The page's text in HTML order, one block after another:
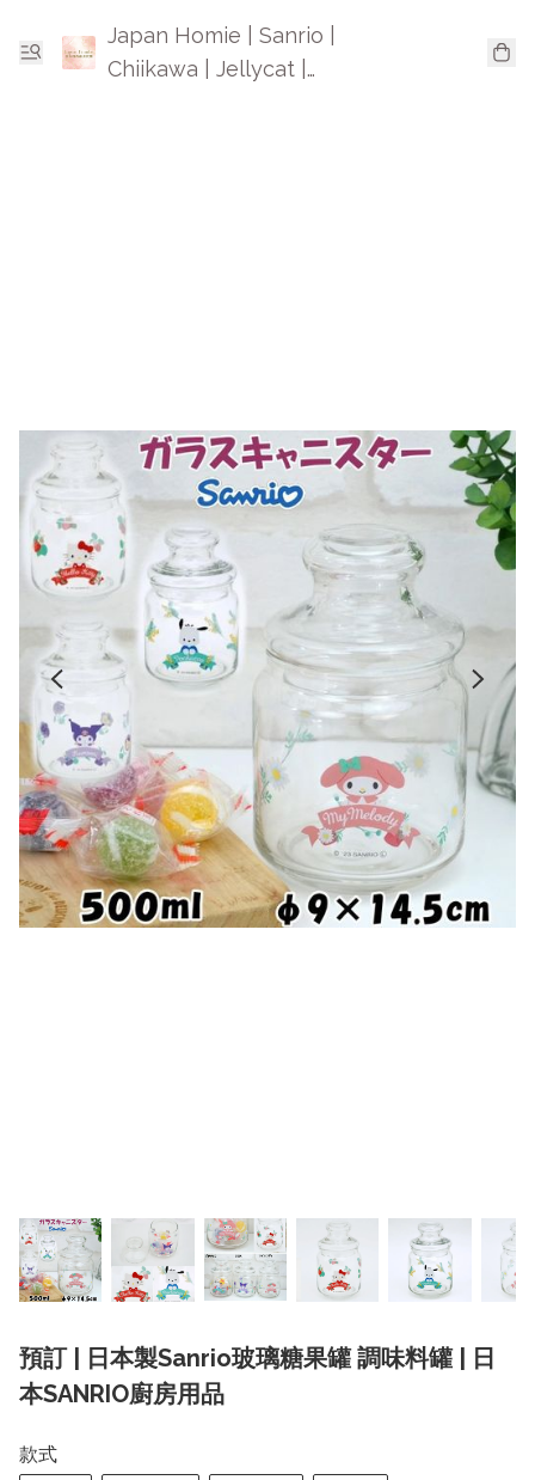
Japan Homie | Sanrio |
Chiikawa | Jellycat |
預訂 | 日本製Sanrio玻璃糖果罐 調味料罐 | 日
本SANRIO廚房用品
款式